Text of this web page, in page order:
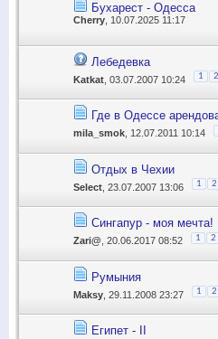
Бухарест - Одесса
Cherry , 10.07.2025 11:17
Лебедевка
Katkat , 03.07.2007 10:24 1 2
Где в Одессе
mila_smok , 12.07.2011 10:14
Отдых в Чехии
Select , 23.07.2007 13:06 1 2
Сингапур - моя мечта!
Zari@ , 20.06.2017 08:52 1 2
Румыния
Maksy , 29.11.2008 23:27 1 2
Египет - II